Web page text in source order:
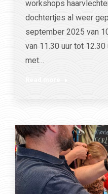
workshops
dochtertjes al weer
september 2025 van
van 11.30 uur tot
met…